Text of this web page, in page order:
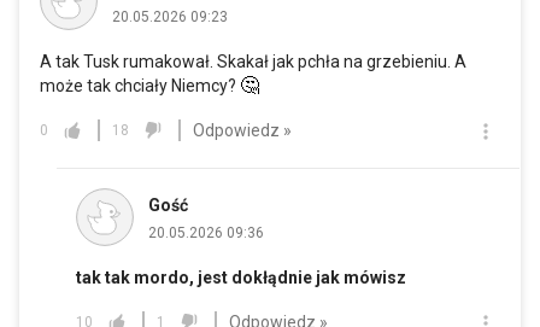
20.05.2026 09:23
A tak Tusk rumakował. Skakał jak pchła na grzebieniu. A
może tak chciały Niemcy? 🤔
0 18 Odpowiedz »
Gość
20.05.2026 09:36
tak tak mordo, jest dokłądnie jak mówisz
10 1 Odpowiedz »